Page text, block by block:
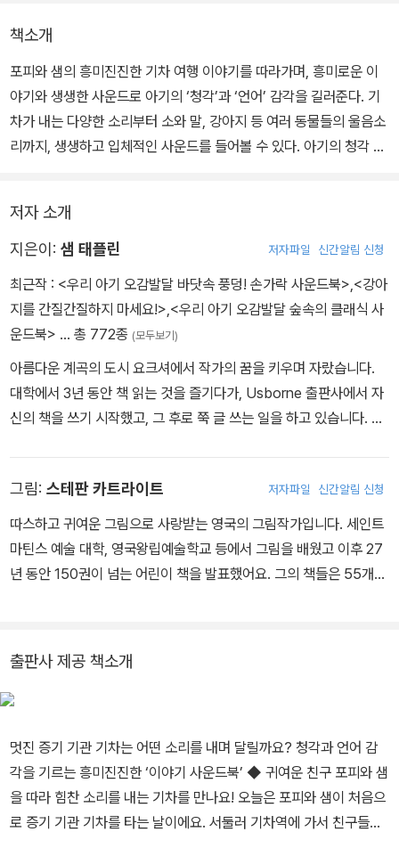
책소개
포피와 샘의 흥미진진한 기차 여행 이야기를 따라가며, 흥미로운 이
야기와 생생한 사운드로 아기의 ‘청각’과 ‘언어’ 감각을 길러준다. 기
차가 내는 다양한 소리부터 소와 말, 강아지 등 여러 동물들의 울음소
리까지, 생생하고 입체적인 사운드를 들어볼 수 있다. 아기의 청각 발
저자 소개
지은이: 샘 태플린 저자파일 신간알림 신청
최근작 : <우리 아기 오감발달 바닷속 풍덩! 손가락 사운드북>,<강아
지를 간질간질하지 마세요!>,<우리 아기 오감발달 숲속의 클래식 사
운드북> … 총 772종 (모두보기)
아름다운 계곡의 도시 요크셔에서 작가의 꿈을 키우며 자랐습니다.
대학에서 3년 동안 책 읽는 것을 즐기다가, Usborne 출판사에서 자
신의 책을 쓰기 시작했고, 그 후로 쭉 글 쓰는 일을 하고 있습니다. 외
그림: 스테판 카트라이트 저자파일 신간알림 신청
따스하고 귀여운 그림으로 사랑받는 영국의 그림작가입니다. 세인트
마틴스 예술 대학, 영국왕립예술학교 등에서 그림을 배웠고 이후 27
년 동안 150권이 넘는 어린이 책을 발표했어요. 그의 책들은 55개의
출판사 제공 책소개
멋진 증기 기관 기차는 어떤 소리를 내며 달릴까요? 청각과 언어 감
각을 기르는 흥미진진한 ‘이야기 사운드북’ ◆ 귀여운 친구 포피와 샘
을 따라 힘찬 소리를 내는 기차를 만나요! 오늘은 포피와 샘이 처음으
로 증기 기관 기차를 타는 날이에요. 서둘러 기차역에 가서 친구들과